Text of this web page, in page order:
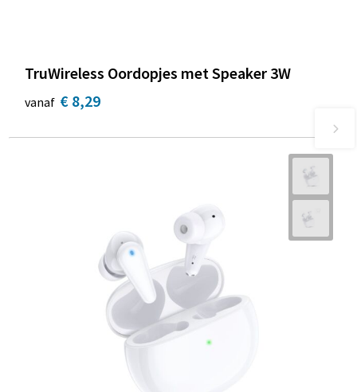
TruWireless Oordopjes met Speaker 3W
vanaf € 8,29